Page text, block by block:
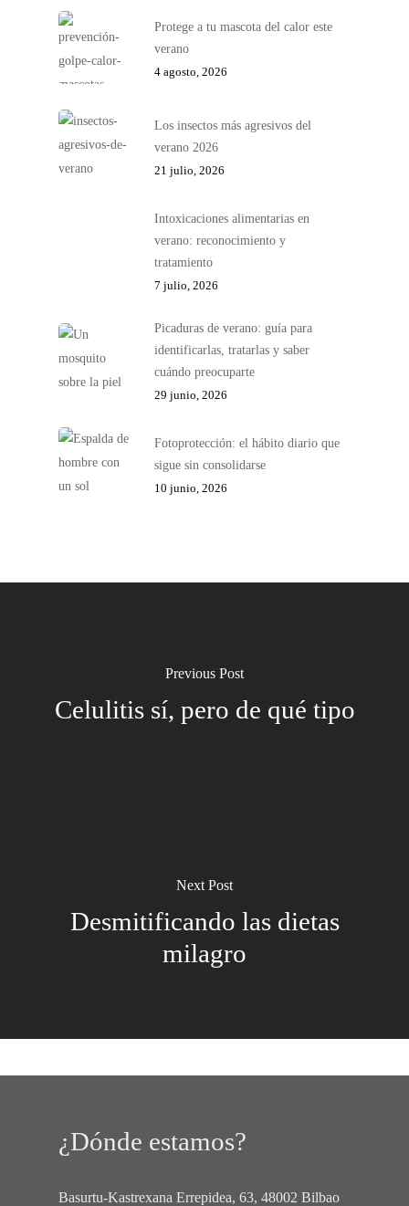
Protege a tu mascota del calor este
verano
4 agosto, 2026
Los insectos más agresivos del
verano 2026
21 julio, 2026
Intoxicaciones alimentarias en
verano: reconocimiento y
tratamiento
7 julio, 2026
Picaduras de verano: guía para
identificarlas, tratarlas y saber
cuándo preocuparte
29 junio, 2026
Fotoprotección: el hábito diario que
sigue sin consolidarse
10 junio, 2026
Previous Post
Celulitis sí, pero de qué tipo
Next Post
Desmitificando las dietas
milagro
¿Dónde estamos?
Basurtu-Kastrexana Errepidea, 63, 48002 Bilbao